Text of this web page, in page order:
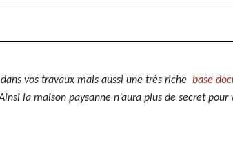
vos travaux mais aussi une très riche base
la maison paysanne n’aura plus de secret pour